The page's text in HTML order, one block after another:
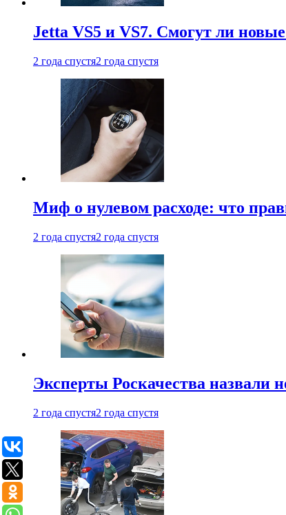
Jetta VS5 и VS7. Смогут ли
2 года спустя2 года спустя
Миф о нулевом расходе: что
2 года спустя2 года спустя
Эксперты Роскачества назвали
2 года спустя2 года спустя